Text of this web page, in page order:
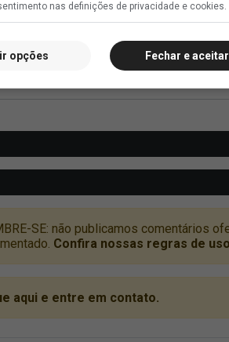
nas definições de privacidade e cookies.
Fechar e aceitar
opções